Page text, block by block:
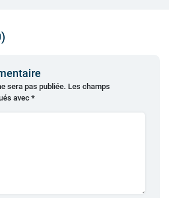
sera pas publiée. Les champs
avec *